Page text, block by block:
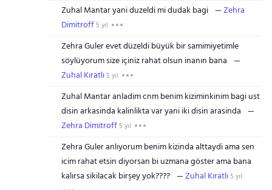
Zuhal Mantar yani duzeldi mi dudak bagi
Zehra
Dimitroff5 yıl
Zehra Guler evet düzeldi büyük bir samimiyetimle
söylüyorum size içiniz rahat olsun inanın bana
Zuhal Kıratlı5 yıl
Zuhal Mantar anladim cnm benim kiziminkinim bagi ust
disin arkasinda kalinlikta var yani iki disin arasinda
Zehra Dimitroff5 yıl
Zehra Guler anlıyorum benim kizinda alttaydi ama sen
icim rahat etsin diyorsan bi uzmana göster ama bana
kalırsa sikilacak birşey yok????
Zuhal Kıratlı5 yıl